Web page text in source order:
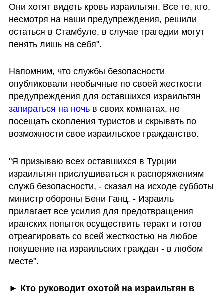
Они хотят видеть кровь израильтян. Все те, кто,
несмотря на наши предупреждения, решили
остаться в Стамбуле, в случае трагедии могут
пенять лишь на себя".
Напомним, что службы безопасности
опубликовали необычные по своей жесткости
запираться на ночь в своих комнатах, не
посещать скопления туристов и скрывать по
возможности свое израильское гражданство.
"Я призываю всех оставшихся в Турции
израильтян прислушиваться к распоряжениям
служб безопасности, - сказал на исходе субботы
министр обороны Бени Ганц. - Израиль
прилагает все усилия для предотвращения
иранских попыток осуществить теракт и готов
отреагировать со всей жесткостью на любое
покушение на израильских граждан - в любом
месте".
► Кто руководит охотой на израильтян в